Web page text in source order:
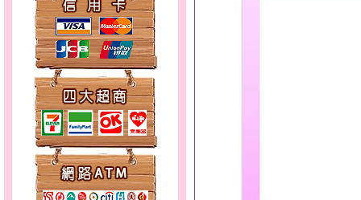
幸福祈願～金銀鋼套鍊